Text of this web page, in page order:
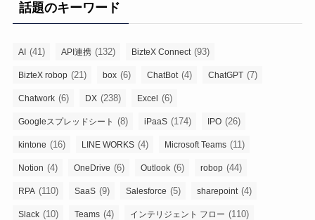
話題のキーワード
AI (41) API連携 (132) BizteX Connect (93)
BizteX robop (21) box (6) ChatBot (4) ChatGPT (7)
Chatwork (6) DX (238) Excel (6)
Googleスプレッドシート (8) iPaaS (174) IPO (26)
kintone (16) LINE WORKS (4) Microsoft Teams (11)
Notion (4) OneDrive (6) Outlook (6) robop (44)
RPA (110) SaaS (9) Salesforce (5) sharepoint (4)
Slack (10) Teams (4) インテリジェント フロー (110)